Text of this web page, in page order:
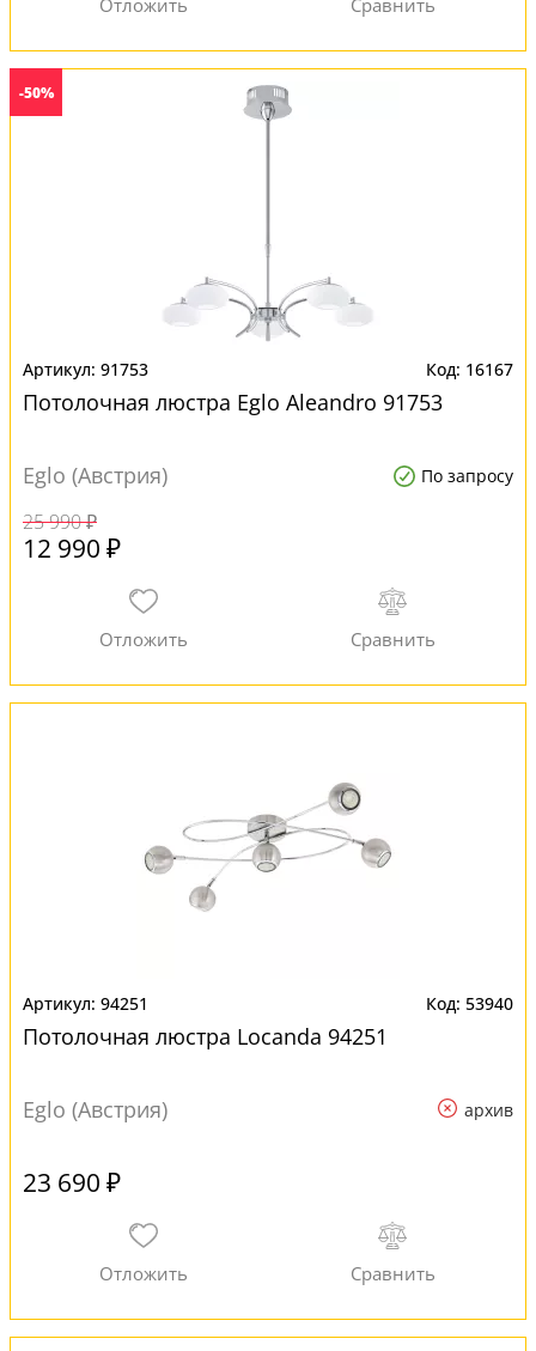
-50%
91753 16167
Потолочная люстра Eglo Aleandro 91753
Eglo (Австрия) По запросу
25 990 ₽
12 990 ₽
94251 53940
Потолочная люстра Locanda 94251
Eglo (Австрия) архив
23 690 ₽